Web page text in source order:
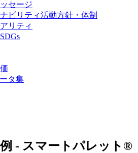
セージ
ビリティ活動方針・体制
リティ
タ集
- スマートパレット®